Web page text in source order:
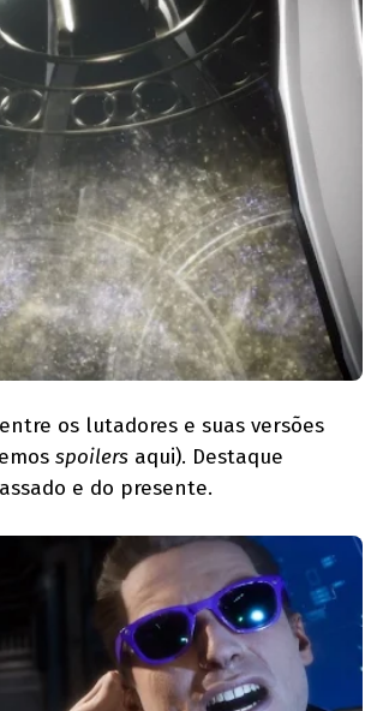
os lutadores e suas versões
spoilers aqui). Destaque
e do presente.